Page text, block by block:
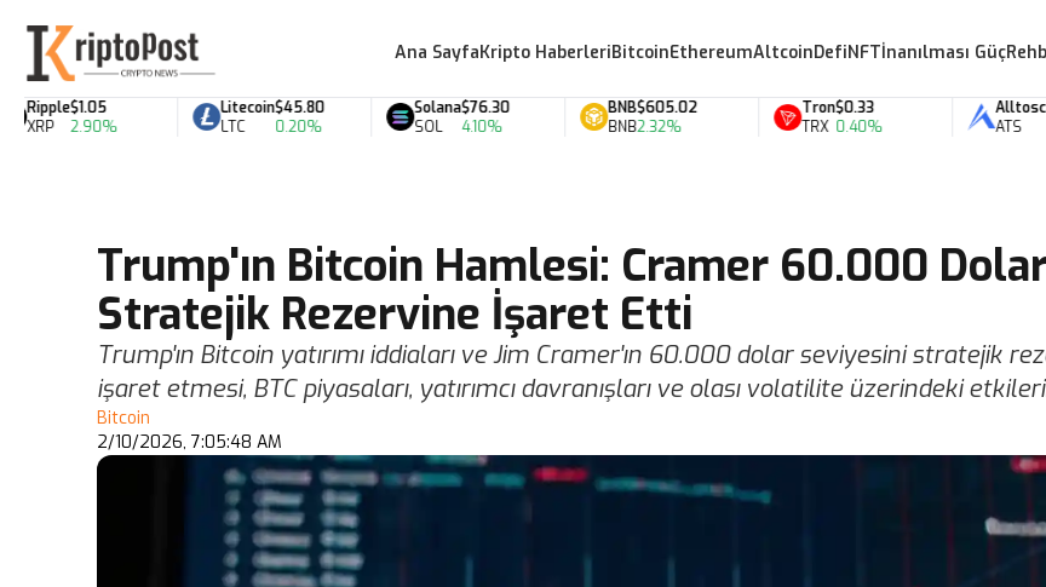
Ana SayfaKripto HaberleriBitcoinEthereumAltcoinDefiNFTİnanılması Güç
$1.05
2.90%
Litecoin
LTC
$45.80
0.20%
Solana
SOL
$76.30
4.10%
BNB
BNB
$605.02
2.32%
Tron
TRX
$0.33
0.40%
Alltoscan
ATS
Trump'ın Bitcoin Hamlesi: Cramer 60.000
Stratejik Rezervine İşaret Etti
Trump'ın Bitcoin yatırımı iddiaları ve Jim Cramer'ın 60.000 dolar seviyesini stratejik
işaret etmesi, BTC piyasaları, yatırımcı davranışları ve olası volatilite üzerindeki
Bitcoin
2/10/2026, 7:05:48 AM